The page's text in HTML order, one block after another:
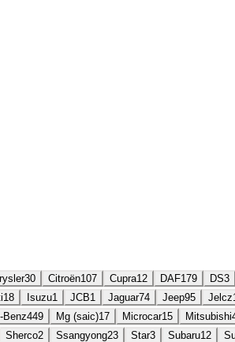
30 Citroën107 Cupra12 DAF179 DS3
18 Isuzu1 JCB1 Jaguar74 Jeep95 Jelcz
Benz449 Mg (saic)17 Microcar15 Mitsubishi
Sherco2 Ssangyong23 Star3 Subaru12